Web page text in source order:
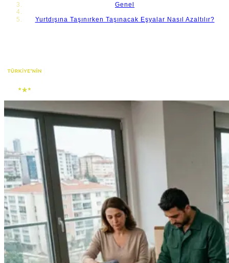
Genel
Yurtdışına Taşınırken Taşınacak Eşyalar Nasıl Azaltılır?